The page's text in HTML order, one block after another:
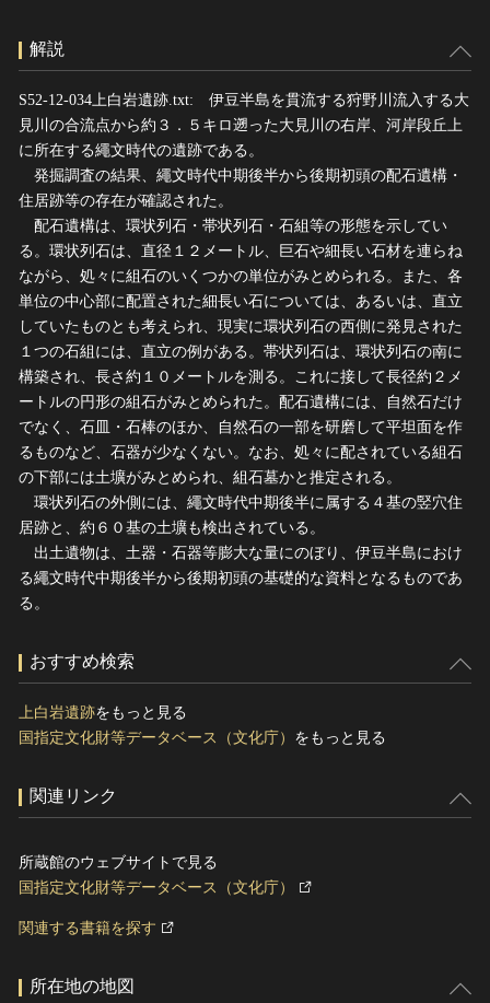
解説
S52-12-034上白岩遺跡.txt: 伊豆半島を貫流する狩野川流入する大
見川の合流点から約３．５キロ遡った大見川の右岸、河岸段丘上
に所在する繩文時代の遺跡である。
発掘調査の結果、繩文時代中期後半から後期初頭の配石遺構・
住居跡等の存在が確認された。
配石遺構は、環状列石・帯状列石・石組等の形態を示してい
る。環状列石は、直径１２メートル、巨石や細長い石材を連らね
ながら、処々に組石のいくつかの単位がみとめられる。また、各
単位の中心部に配置された細長い石については、あるいは、直立
していたものとも考えられ、現実に環状列石の西側に発見された
１つの石組には、直立の例がある。帯状列石は、環状列石の南に
構築され、長さ約１０メートルを測る。これに接して長径約２メ
ートルの円形の組石がみとめられた。配石遺構には、自然石だけ
でなく、石皿・石棒のほか、自然石の一部を研磨して平坦面を作
るものなど、石器が少なくない。なお、処々に配されている組石
の下部には土壙がみとめられ、組石墓かと推定される。
環状列石の外側には、繩文時代中期後半に属する４基の竪穴住
居跡と、約６０基の土壙も検出されている。
出土遺物は、土器・石器等膨大な量にのぼり、伊豆半島におけ
る繩文時代中期後半から後期初頭の基礎的な資料となるものであ
る。
おすすめ検索
上白岩遺跡をもっと見る
国指定文化財等データベース（文化庁） をもっと見る
関連リンク
所蔵館のウェブサイトで見る
国指定文化財等データベース（文化庁）
関連する書籍を探す
所在地の地図